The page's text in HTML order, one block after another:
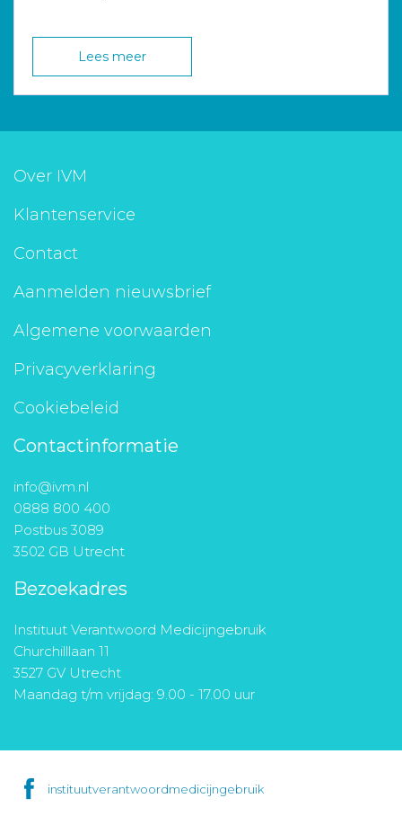
Lees meer
Over IVM
Klantenservice
Contact
Aanmelden nieuwsbrief
Algemene voorwaarden
Privacyverklaring
Cookiebeleid
Contactinformatie
info@ivm.nl
0888 800 400
Postbus 3089
3502 GB Utrecht
Bezoekadres
Instituut Verantwoord Medicijngebruik
Churchilllaan 11
3527 GV Utrecht
Maandag t/m vrijdag: 9.00 - 17.00 uur
instituutverantwoordmedicijngebruik